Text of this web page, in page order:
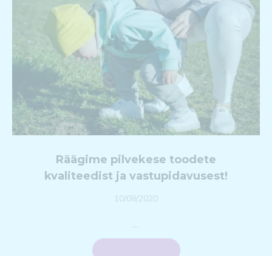
Räägime pilvekese toodete
kvaliteedist ja vastupidavusest!
Posted on
10/08/2020
0
…